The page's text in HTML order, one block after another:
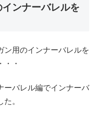
ンナーバレルを
ン用のインナーバレルを
・・
ーバレル編でインナーバ
。